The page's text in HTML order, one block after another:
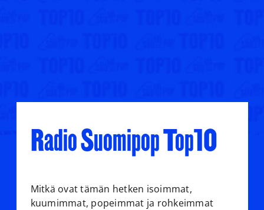
Radio Suomipop Top10
Mitkä ovat tämän hetken isoimmat,
kuumimmat, popeimmat ja rohkeimmat